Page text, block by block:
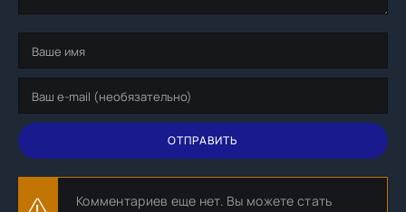
ОТПРАВИТЬ
Комментариев еще нет. Вы можете стать